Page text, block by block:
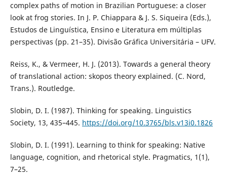
complex paths of motion in Brazilian Portuguese: a closer
look at frog stories. In J. P. Chiappara & J. S. Siqueira (Eds.),
Estudos de Linguística, Ensino e Literatura em múltiplas
perspectivas (pp. 21–35). Divisão Gráfica Universitária – UFV.
Reiss, K., & Vermeer, H. J. (2013). Towards a general theory
of translational action: skopos theory explained. (C. Nord,
Trans.). Routledge.
Slobin, D. I. (1987). Thinking for speaking. Linguistics
Society, 13, 435–445. https://doi.org/10.3765/bls.v13i0.1826
Slobin, D. I. (1991). Learning to think for speaking: Native
language, cognition, and rhetorical style. Pragmatics, 1(1),
7–25.